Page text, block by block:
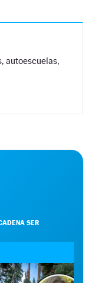
autoescuelas,
SER